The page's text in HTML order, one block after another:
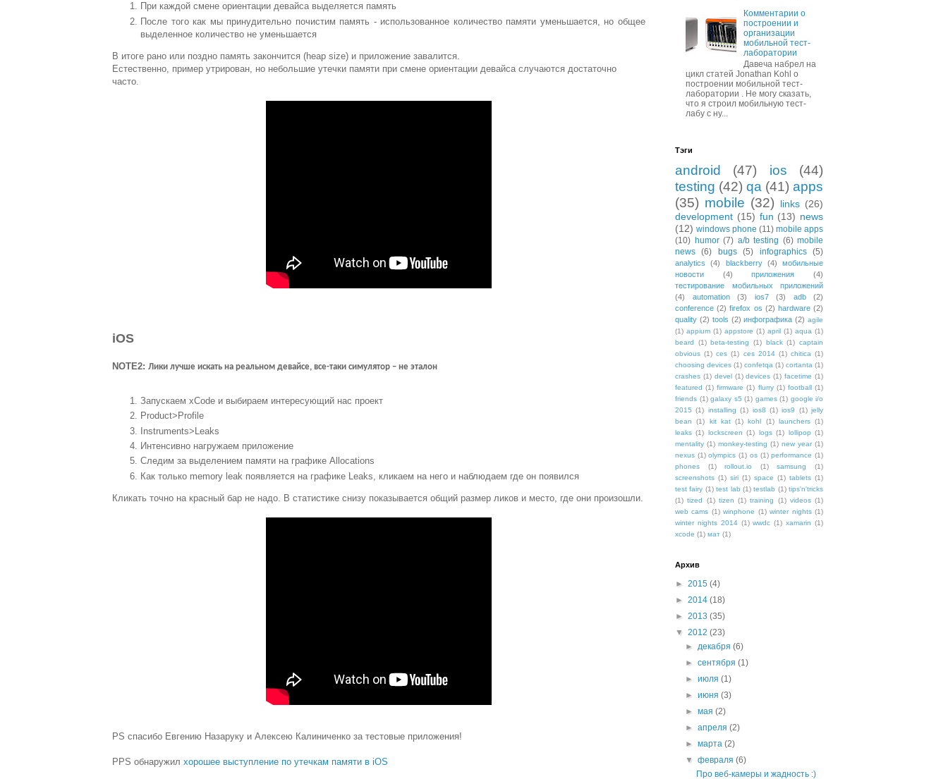
При каждой смене ориентации девайса выделяется память
После того как мы принудительно почистим память - использованное количество памяти уменьшается, но общее
выделенное количество не уменьшается
В итоге рано или поздно память закончится (heap size) и приложение завалится.
Естественно, пример утрирован, но небольшие утечки памяти при смене ориентации девайса случаются достаточно
часто.
iOS
NOTE2: Лики лучше искать на реальном девайсе, все-таки симулятор – не эталон
Запускаем xCode и выбираем интересующий нас проект
Product>Profile
Instruments>Leaks
Интенсивно нагружаем приложение
Следим за выделением памяти на графике Allocations
Как только memory leak появляется на графике Leaks, кликаем на него и наблюдаем где он появился
Кликать точно на красный бар не надо. В статистике снизу показывается общий размер ликов и место, где они произошли.
PS спасибо Евгению Назаруку и Алексею Калиниченко за тестовые приложения!
PPS обнаружил хорошее выступление по утечкам памяти в iOS
Комментарии о
построении и
организации
мобильной тест-
лаборатории
Давеча набрел на
цикл статей Jonathan Kohl о
построении мобильной тест-
лаборатории . Не могу сказать,
что я строил мобильную тест-
лабу с ну...
Тэги
android (47) ios
(44)
testing (42) qa (41) apps
(35) mobile (32) links (26)
development (15) fun (13) news
(12) windows phone (11) mobile apps
(10) humor (7) a/b testing (6) mobile
news
(6) bugs (5) infographics (5)
analytics (4) blackberry (4)
мобильные
новости
(4) приложения
(4)
тестирование мобильных приложений
(4)
automation (3) ios7 (3) adb
(2)
conference (2) firefox os (2) hardware (2)
quality (2) tools (2) инфографика (2) agile
(1) appium (1) appstore (1) april (1) aqua (1)
beard
(1) beta-testing (1) black (1) captain
obvious (1) ces (1) ces 2014 (1) chitica (1)
choosing devices (1) confetqa (1) cortanta (1)
crashes (1) devel (1) devices (1) facetime (1)
featured (1) firmware (1) flurry (1) football (1)
friends (1) galaxy s5 (1) games (1) google i/o
2015 (1) installing (1) ios8 (1) ios9 (1) jelly
bean
(1) kit kat (1) kohl (1) launchers (1)
leaks (1) lockscreen (1) logs (1) lollipop (1)
mentality (1) monkey-testing (1) new year (1)
nexus (1) olympics (1) os (1) performance (1)
phones
(1) rollout.io (1) samsung
(1)
screenshots (1) siri (1) space (1) tablets (1)
test fairy (1) test lab (1) testlab (1) tips'n'tricks
(1) tized (1) tizen (1) training (1) videos (1)
web cams (1) winphone (1) winter nights (1)
winter nights 2014 (1) wwdc (1) xamarin (1)
xcode (1) мат (1)
Архив
► 2015 (4)
► 2014 (18)
► 2013 (35)
▼ 2012 (23)
►декабря(6)
►сентября(1)
►июля(1)
►июня(3)
►мая(2)
►апреля(2)
►марта(2)
▼февраля(6)
Про веб-камеры и жадность :)